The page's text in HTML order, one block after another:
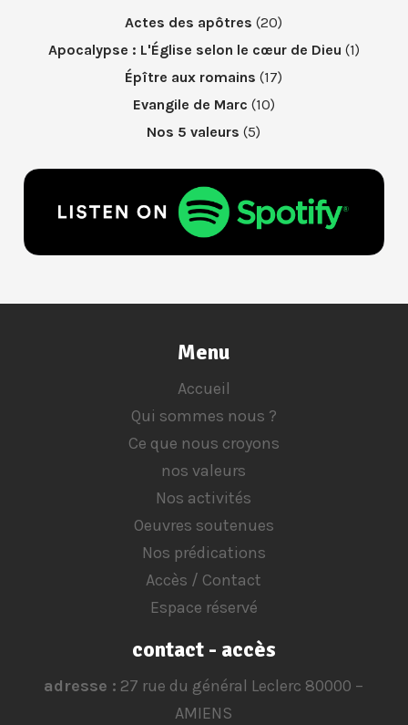
Actes des apôtres (20)
Apocalypse : L'Église selon le cœur de Dieu (1)
Épître aux romains (17)
Evangile de Marc (10)
Nos 5 valeurs (5)
Menu
Accueil
Qui sommes nous ?
Ce que nous croyons
nos valeurs
Nos activités
Oeuvres soutenues
Nos prédications
Accès / Contact
Espace réservé
contact - accès
adresse : 27 rue du général Leclerc 80000 –
AMIENS